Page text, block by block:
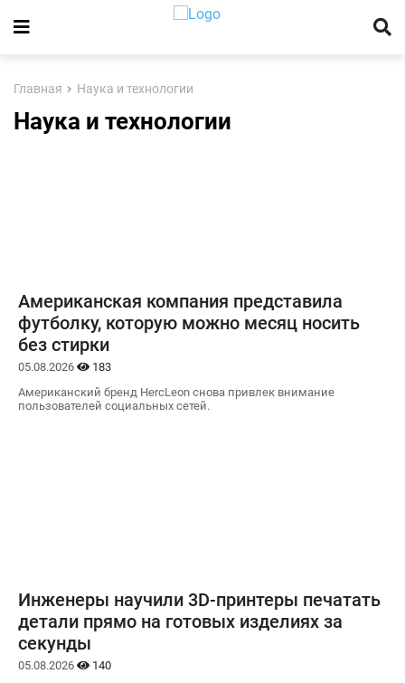
Главная Наука и технологии
Наука и технологии
Американская компания представила
футболку, которую можно месяц носить
без стирки
05.08.2026
183
Американский бренд HercLeon снова привлек внимание
пользователей социальных сетей.
Инженеры научили 3D-принтеры печатать
детали прямо на готовых изделиях за
секунды
05.08.2026
140